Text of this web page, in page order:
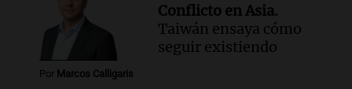
Por Marcos Calligaris
Conflicto en Asia.
Taiwán ensaya cómo
seguir existiendo